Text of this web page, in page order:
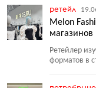
ретейл
Melon
Ретейлер
форматов в